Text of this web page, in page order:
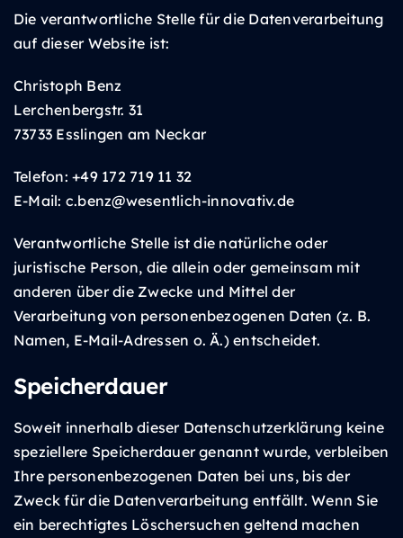
Die verantwortliche Stelle für die Datenverarbeitung
auf dieser Website ist:
Christoph Benz
Lerchenbergstr. 31
73733 Esslingen am Neckar
Telefon: +49 172 719 11 32
E-Mail: c.benz@wesentlich-innovativ.de
Verantwortliche Stelle ist die natürliche oder
juristische Person, die allein oder gemeinsam mit
anderen über die Zwecke und Mittel der
Verarbeitung von personenbezogenen Daten (z. B.
Namen, E-Mail-Adressen o. Ä.) entscheidet.
Speicherdauer
Soweit innerhalb dieser Datenschutzerklärung keine
speziellere Speicherdauer genannt wurde, verbleiben
Ihre personenbezogenen Daten bei uns, bis der
Zweck für die Datenverarbeitung entfällt. Wenn Sie
ein berechtigtes Löschersuchen geltend machen